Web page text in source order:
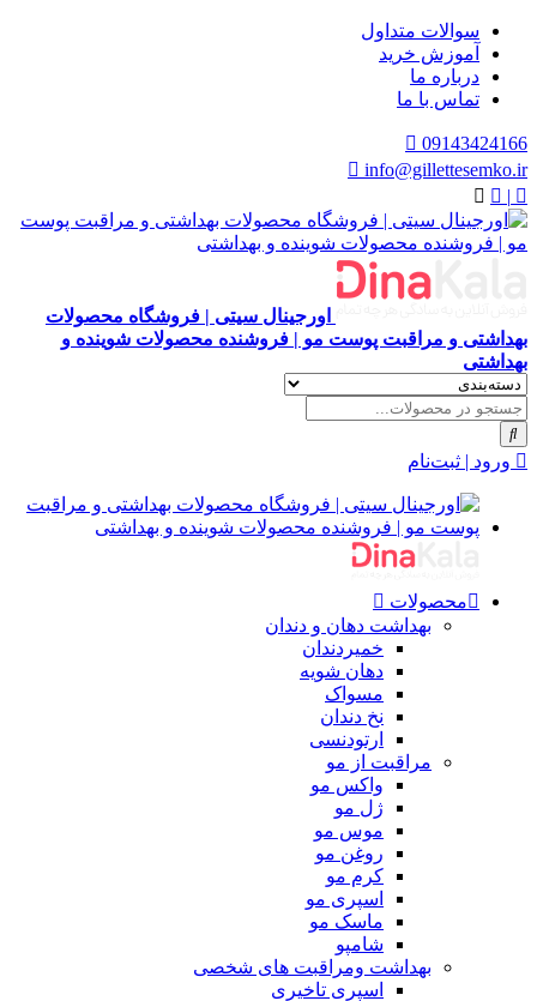
سوالات متداول
آموزش خرید
درباره ما
تماس با ما
09143424166
info@gillettesemko.ir
|
اورجینال سیتی | فروشگاه محصولات
بهداشتی و مراقبت پوست مو | فروشنده محصولات شوینده و
بهداشتی
ورود | ثبت‌نام
محصولات
بهداشت دهان و دندان
خمیردندان
دهان شویه
مسواک
نخ دندان
ارتودنسی
مراقبت از مو
واکس مو
ژل مو
موس مو
روغن مو
کرم مو
اسپری مو
ماسک مو
شامپو
بهداشت ومراقبت های شخصی
اسپری تاخیری